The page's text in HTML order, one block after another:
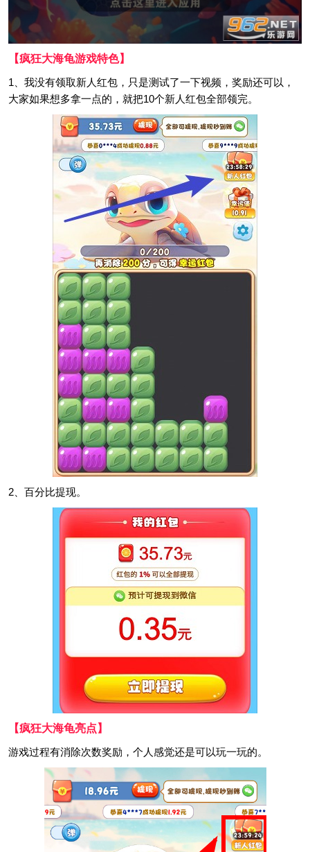
【疯狂大海龟游戏特色】
1、我没有领取新人红包，只是测试了一下视频，奖励还可以，
大家如果想多拿一点的，就把10个新人红包全部领完。
2、百分比提现。
【疯狂大海龟亮点】
游戏过程有消除次数奖励，个人感觉还是可以玩一玩的。